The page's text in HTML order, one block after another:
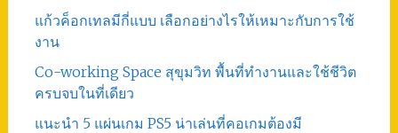
แก้วค็อกเทลมีกี่แบบ เลือกอย่างไรให้เหมาะกับการใช้
งาน
Co-working Space สุขุมวิท พื้นที่ทำงานและใช้ชีวิต
ครบจบในที่เดียว
แนะนำ 5 แผ่นเกม PS5 น่าเล่นที่คอเกมต้องมี